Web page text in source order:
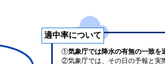
適中率について
①気象庁では降水の有無の一致を
②気象庁では、その日の予報と実